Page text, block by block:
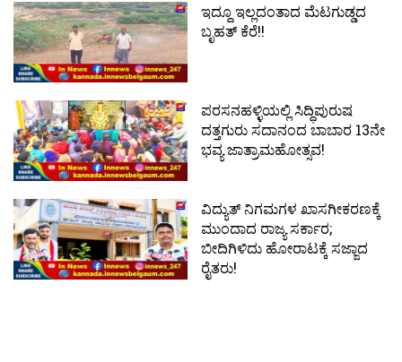
ಇದ್ದೂ ಇಲ್ಲದಂತಾದ ಮೆಟಗುಡ್ಡದ
ಬೃಹತ್ ಕೆರೆ!!
ಪರಸನಹಳ್ಳಿಯಲ್ಲಿ ಸಿದ್ಧಿಪುರುಷ
ದತ್ತಗುರು ಸದಾನಂದ ಬಾಬಾರ 13ನೇ
ಭವ್ಯ ಜಾತ್ರಾಮಹೋತ್ಸವ!
ವಿದ್ಯುತ್ ನಿಗಮಗಳ ಖಾಸಗೀಕರಣಕ್ಕೆ
ಮುಂದಾದ ರಾಜ್ಯ ಸರ್ಕಾರ;
ಬೀದಿಗಿಳಿದು ಹೋರಾಟಕ್ಕೆ ಸಜ್ಜಾದ
ರೈತರು!